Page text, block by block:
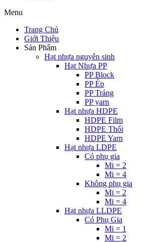
Menu
Trang Chủ
Giới Thiệu
Sản Phẩm
Hạt nhựa nguyên sinh
Hạt Nhựa PP
PP Block
PP Ép
PP Tráng
PP yarn
Hạt nhựa HDPE
HDPE Film
HDPE Thổi
HDPE Yarn
Hạt nhựa LDPE
Có phụ gia
Mi = 2
Mi = 4
Không phụ gia
Mi = 2
Mi = 4
Hạt nhựa LLDPE
Có Phụ Gia
Mi = 1
Mi = 2